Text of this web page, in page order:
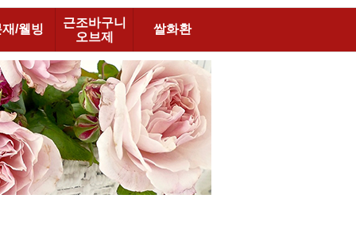
재/웰빙
근조바구니
오브제
쌀화환